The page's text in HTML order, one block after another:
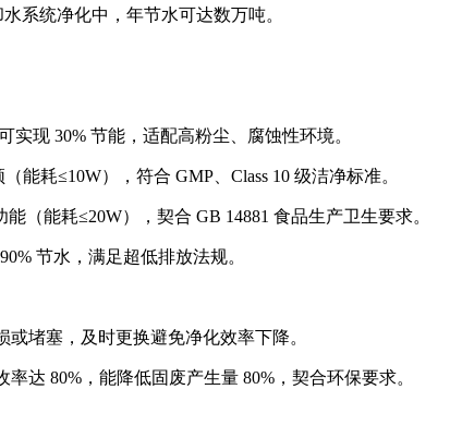
系统净化中，年节水可达数万吨。
现 30% 节能，适配高粉尘、腐蚀性环境。
能耗≤10W），符合 GMP、Class 10 级洁净标准。
（能耗≤20W），契合 GB 14881 食品生产卫生要求。
节水，满足超低排放法规。
堵塞，及时更换避免净化效率下降。
达 80%，能降低固废产生量 80%，契合环保要求。